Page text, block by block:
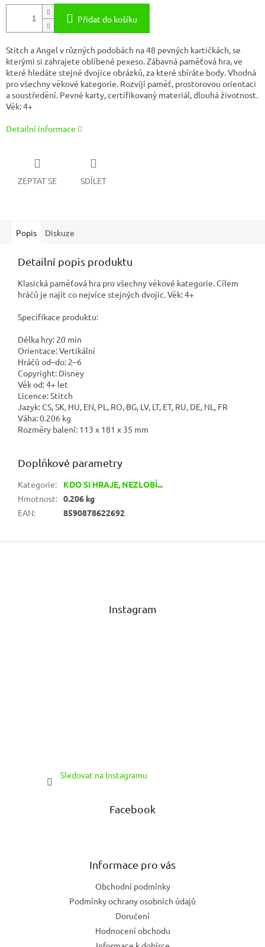
Přidat do košíku
Stitch a Angel v různých podobách na 48 pevných kartičkách, se
kterými si zahrajete oblíbené pexeso. Zábavná paměťová hra, ve
které hledáte stejné dvojice obrázků, za které sbíráte body. Vhodná
pro všechny věkové kategorie. Rozvíjí paměť, prostorovou orientaci
a soustředění. Pevné karty, certifikovaný materiál, dlouhá životnost.
Věk: 4+
Detailní informace
ZEPTAT SE SDÍLET
Popis Diskuze
Detailní popis produktu
Klasická paměťová hra pro všechny věkové kategorie. Cílem
hráčů je najít co nejvíce stejných dvojic. Věk: 4+
Specifikace produktu:
Délka hry: 20 min
Orientace:Vertikální
Hráčů od–do: 2–6
Copyright: Disney
Věk od:4+ let
Licence:Stitch
Jazyk: CS, SK, HU, EN, PL, RO, BG, LV, LT, ET, RU, DE, NL, FR
Váha:0.206 kg
Rozměry balení: 113 x 181 x 35 mm
Doplňkové parametry
Kategorie:
KDO SI HRAJE, NEZLOBÍ...
Hmotnost: 0.206 kg
EAN: 8590878622692
Z
Instagram
Sledovat na Instagramu
Facebook
Informace pro vás
Obchodní podmínky
Podmínky ochrany osobních údajů
Doručení
Hodnocení obchodu